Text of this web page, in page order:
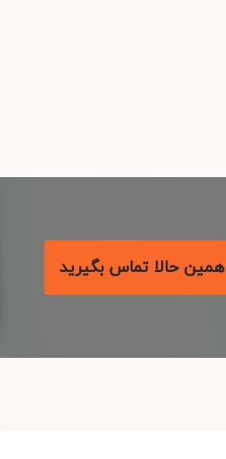
همین حالا تماس بگیرید